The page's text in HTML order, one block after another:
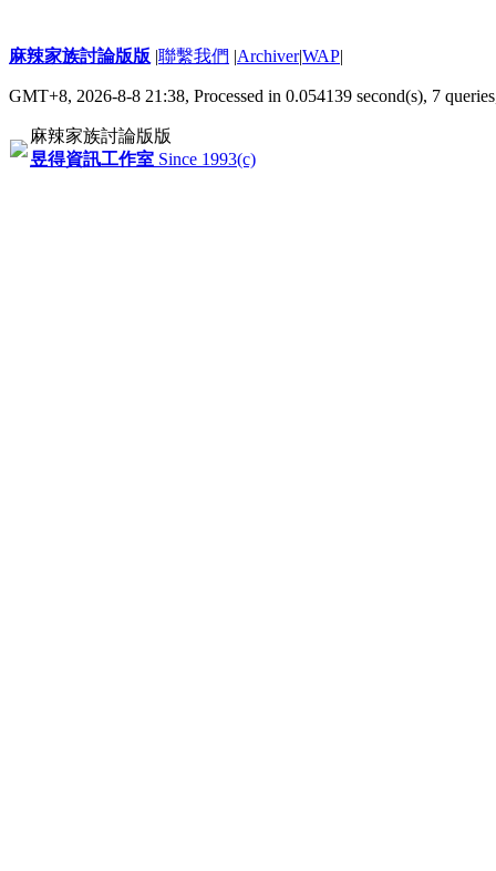
麻辣家族討論版版 |聯繫我們 |Archiver|WAP|
GMT+8, 2026-8-8 21:38, Processed in 0.054139 second(s), 7
麻辣家族討論版版
昱得資訊工作室 Since 1993(c)